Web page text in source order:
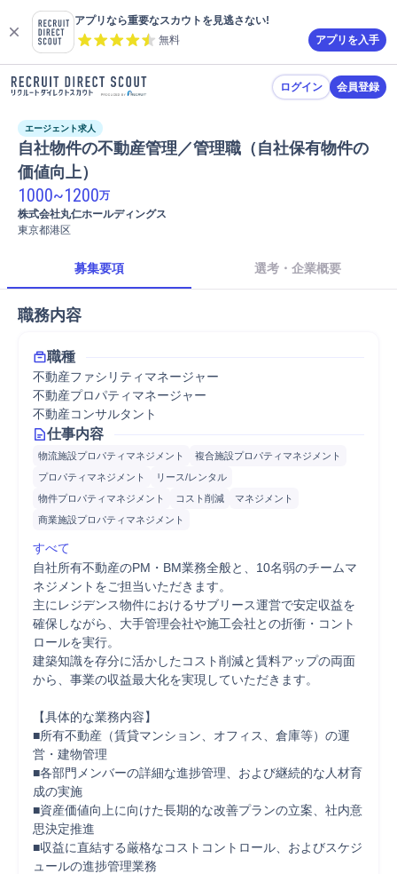
アプリなら重要なスカウトを見逃さない!
無料
アプリを入手
ログイン 会員登録
エージェント求人
自社物件の不動産管理／管理職（自社保有物件の
価値向上）
1000~1200万
株式会社丸仁ホールディングス
東京都港区
募集要項 選考・企業概要
職務内容
職種
不動産ファシリティマネージャー
不動産プロパティマネージャー
不動産コンサルタント
仕事内容
物流施設プロパティマネジメント
複合施設プロパティマネジメント
プロパティマネジメント
リース/レンタル
物件プロパティマネジメント
コスト削減
マネジメント
商業施設プロパティマネジメント
すべて
自社所有不動産のPM・BM業務全般と、10名弱のチームマ
ネジメントをご担当いただきます。
主にレジデンス物件におけるサブリース運営で安定収益を
確保しながら、大手管理会社や施工会社との折衝・コント
ロールを実行。
建築知識を存分に活かしたコスト削減と賃料アップの両面
から、事業の収益最大化を実現していただきます。
【具体的な業務内容】
■所有不動産（賃貸マンション、オフィス、倉庫等）の運
営・建物管理
■各部門メンバーの詳細な進捗管理、および継続的な人材育
成の実施
■資産価値向上に向けた長期的な改善プランの立案、社内意
思決定推進
■収益に直結する厳格なコストコントロール、およびスケジ
ュールの進捗管理業務